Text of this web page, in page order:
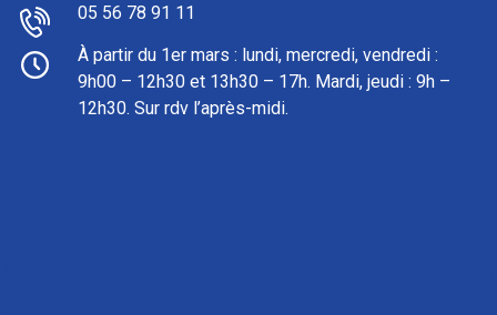
05 56 78 91 11
À partir du 1er mars : l undi, mercredi, vendredi :
9h00 – 12h30 et 13h30 – 17h. Mardi, jeudi : 9h –
12h30. Sur rdv l’après-midi.